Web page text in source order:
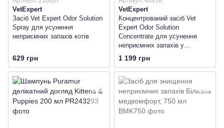
VetExpert
Засіб Vet Expert Odor Solution
Spray для усунення
неприємних запахів котів
629 грн
VetExpert
Концентрований засіб Vet
Expert Odor Solution
Concentrate для усунення
неприємних запахів у
притулках для тварин
1 199 грн